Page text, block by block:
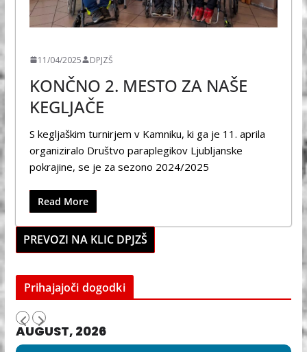
11/04/2025 DPJZŠ
KONČNO 2. MESTO ZA NAŠE
KEGLJAČE
S kegljaškim turnirjem v Kamniku, ki ga je 11. aprila
organiziralo Društvo paraplegikov Ljubljanske
pokrajine, se je za sezono 2024/2025
Read More
PREVOZI NA KLIC DPJZŠ
Prihajajoči dogodki
AUGUST, 2026